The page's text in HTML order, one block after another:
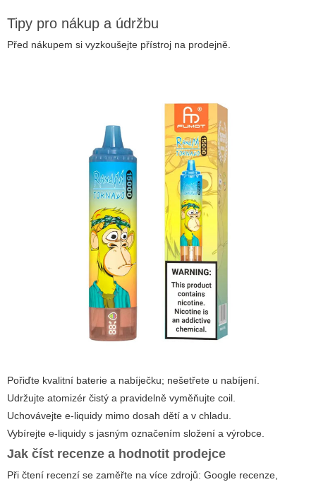
Tipy pro nákup a údržbu
Před nákupem si vyzkoušejte přístroj na prodejně.
Pořiďte kvalitní baterie a nabíječku; nešetřete u nabíjení.
Udržujte atomizér čistý a pravidelně vyměňujte coil.
Uchovávejte e-liquidy mimo dosah dětí a v chladu.
Vybírejte e-liquidy s jasným označením složení a výrobce.
Jak číst recenze a hodnotit prodejce
Při čtení recenzí se zaměřte na více zdrojů: Google recenze,